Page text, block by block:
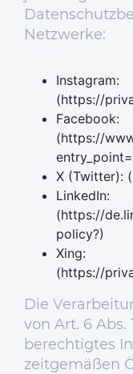
Netzwerke:
Instagram:
(https://
Facebook:
(https://
X (Twitter):
LinkedIn:
(https://
policy?)
Xing:
(https://
Die
von Art. 6 Abs.
berechtigtes
zeitgemäßen